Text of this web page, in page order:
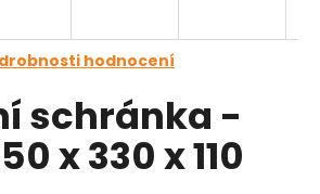
hodnocení
schránka -
x 330 x 110